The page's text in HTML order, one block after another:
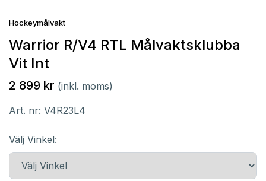
Hockeymålvakt
Warrior R/V4 RTL Målvaktsklubba
Vit Int
2 899 kr (inkl. moms)
Art. nr: V4R23L4
Välj Vinkel: